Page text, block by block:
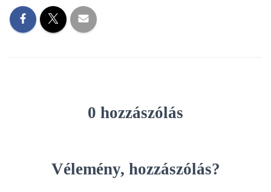
0 hozzászólás
Vélemény, hozzászólás?